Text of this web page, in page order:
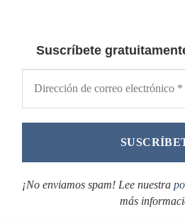
Suscríbete
¡No enviamos spam! Lee nuestra
más